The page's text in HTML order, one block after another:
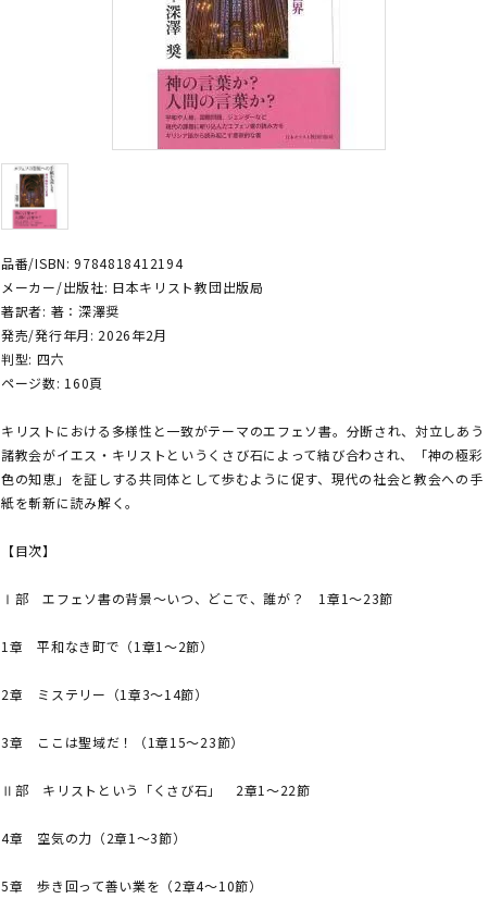
パソコンソフトCD-ROM
品番/ISBN: 9784818412194
メーカー/出版社: 日本キリスト教団出版局
著訳者: 著：深澤奨
発売/発行年月: 2026年2月
判型: 四六
ページ数: 160頁
キリストにおける多様性と一致がテーマのエフェソ書。分断され、対立しあう
諸教会がイエス・キリストというくさび石によって結び合わされ、「神の極彩
色の知恵」を証しする共同体として歩むように促す、現代の社会と教会への手
紙を斬新に読み解く。
【目次】
Ⅰ部 エフェソ書の背景～いつ、どこで、誰が？ 1章1～23節
1章 平和なき町で（1章1～2節）
2章 ミステリー（1章3～14節）
3章 ここは聖域だ！（1章15～23節）
Ⅱ部 キリストという「くさび石」 2章1～22節
4章 空気の力（2章1～3節）
5章 歩き回って善い業を（2章4～10節）